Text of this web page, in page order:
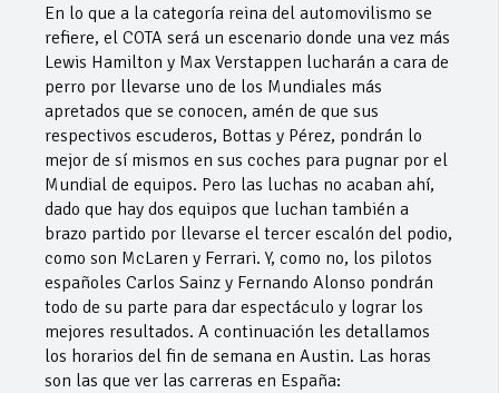
En lo que a la categoría reina del automovilismo se
refiere, el COTA será un escenario donde una vez más
Lewis Hamilton y Max Verstappen lucharán a cara de
perro por llevarse uno de los Mundiales más
apretados que se conocen, amén de que sus
respectivos escuderos, Bottas y Pérez, pondrán lo
mejor de sí mismos en sus coches para pugnar por el
Mundial de equipos. Pero las luchas no acaban ahí,
dado que hay dos equipos que luchan también a
brazo partido por llevarse el tercer escalón del podio,
como son McLaren y Ferrari. Y, como no, los pilotos
españoles Carlos Sainz y Fernando Alonso pondrán
todo de su parte para dar espectáculo y lograr los
mejores resultados. A continuación les detallamos
los horarios del fin de semana en Austin. Las horas
son las que ver las carreras en España: